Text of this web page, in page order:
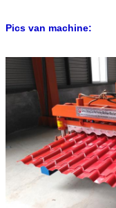
Pics van machine: